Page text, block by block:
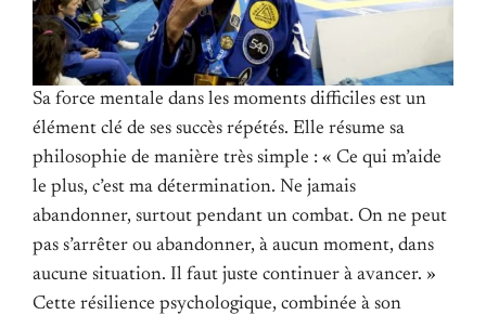
Sa force mentale dans les moments difficiles est un
élément clé de ses succès répétés. Elle résume sa
philosophie de manière très simple : « Ce qui m’aide
le plus, c’est ma détermination. Ne jamais
abandonner, surtout pendant un combat. On ne peut
pas s’arrêter ou abandonner, à aucun moment, dans
aucune situation. Il faut juste continuer à avancer. »
Cette résilience psychologique, combinée à son